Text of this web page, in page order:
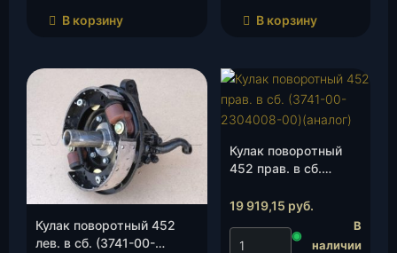
В корзину В корзину
Кулак поворотный 452
лев. в сб. (3741-00-
Кулак поворотный
452 прав. в сб.
00)(аналог), шт.
19 919,15 руб.
◉
В
наличии